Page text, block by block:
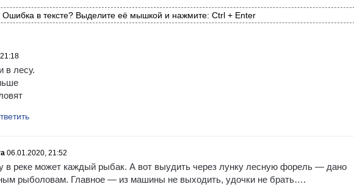
Ошибка в тексте? Выделите её мышкой и нажмите: Ctrl + Enter
в лесу.
06.01.2020, 21:52
в реке может каждый рыбак. А вот выудить через лунку лесную форель — дано
рыболовам. Главное — из машины не выходить, удочки не брать….